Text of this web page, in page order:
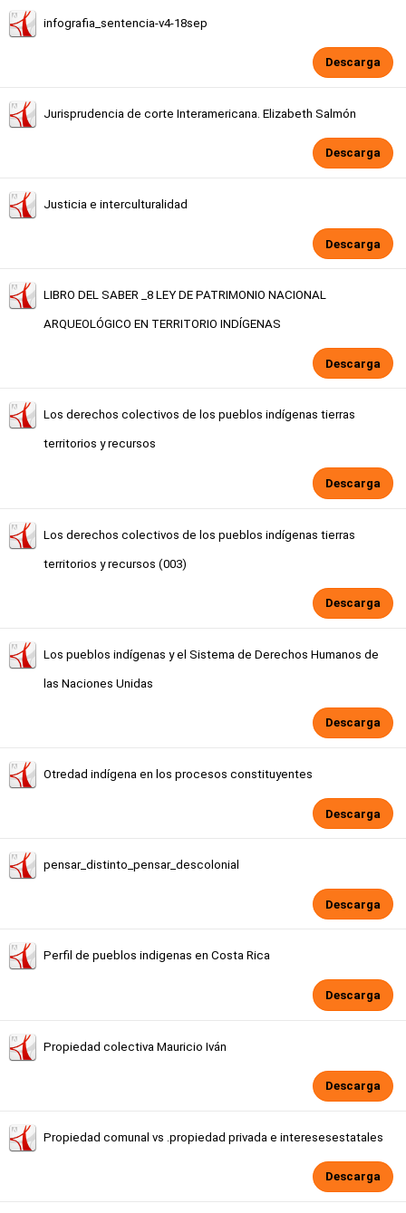
infografia_sentencia-v4-18sep
Descarga
Jurisprudencia de corte Interamericana. Elizabeth Salmón
Descarga
Justicia e interculturalidad
Descarga
LIBRO DEL SABER _8 LEY DE PATRIMONIO NACIONAL
ARQUEOLÓGICO EN TERRITORIO INDÍGENAS
Descarga
Los derechos colectivos de los pueblos indígenas tierras
territorios y recursos
Descarga
Los derechos colectivos de los pueblos indígenas tierras
territorios y recursos (003)
Descarga
Los pueblos indígenas y el Sistema de Derechos Humanos de
las Naciones Unidas
Descarga
Otredad indígena en los procesos constituyentes
Descarga
pensar_distinto_pensar_descolonial
Descarga
Perfil de pueblos indigenas en Costa Rica
Descarga
Propiedad colectiva Mauricio Iván
Descarga
Propiedad comunal vs .propiedad privada e interesesestatales
Descarga